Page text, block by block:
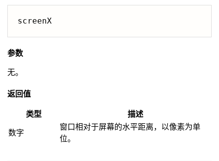
screenX
参数
无。
返回值
类型
描述
数字
窗口相对于屏幕的水平距离，以像素为单
位。